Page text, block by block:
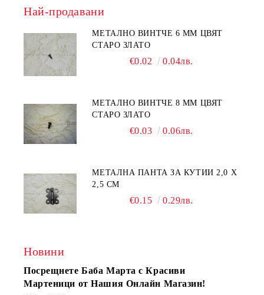
Най-продавани
МЕТАЛНО ВИНТЧЕ 6 ММ ЦВЯТ
СТАРО ЗЛАТО
€0.02 0.04лв.
МЕТАЛНО ВИНТЧЕ 8 ММ ЦВЯТ
СТАРО ЗЛАТО
€0.03 0.06лв.
МЕТАЛНА ПАНТА ЗА КУТИИ 2,0 Х
2,5 СМ
€0.15 0.29лв.
Новини
Посрещнете Баба Марта с Красиви
Мартеници от Нашия Онлайн Магазин!